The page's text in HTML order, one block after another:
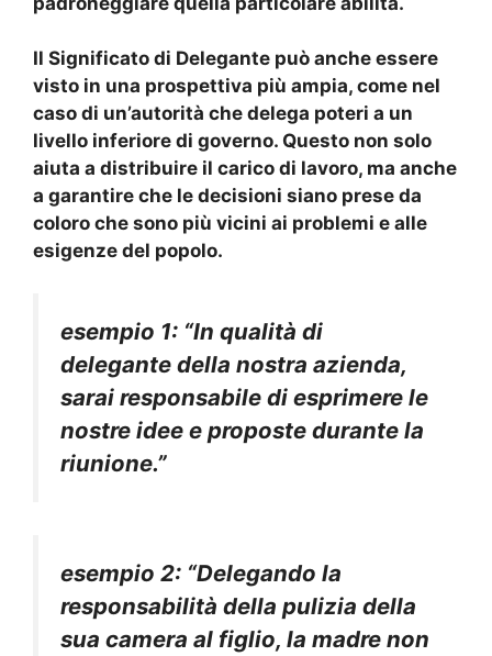
Il Significato di Delegante può anche essere
visto in una prospettiva più ampia, come nel
caso di un’autorità che delega poteri a un
livello inferiore di governo. Questo non solo
aiuta a distribuire il carico di lavoro, ma anche
a garantire che le decisioni siano prese da
coloro che sono più vicini ai problemi e alle
esigenze del popolo.
esempio 1: “In qualità di
delegante della nostra azienda,
sarai responsabile di esprimere le
nostre idee e proposte durante la
riunione.”
esempio 2: “Delegando la
responsabilità della pulizia della
sua camera al figlio, la madre non